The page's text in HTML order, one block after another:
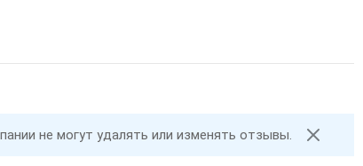
не могут удалять или изменять отзывы.